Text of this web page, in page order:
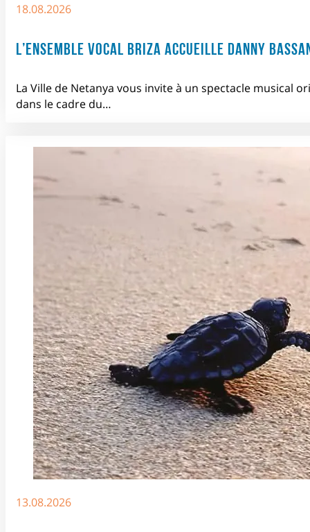
18.08.2026
L’ENSEMBLE VOCAL BRIZA ACCUEILLE DANNY
La Ville de Netanya vous invite à un spectacle musical
dans le cadre du…
13.08.2026